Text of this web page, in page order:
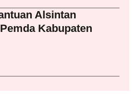
Alsintan
Kabupaten